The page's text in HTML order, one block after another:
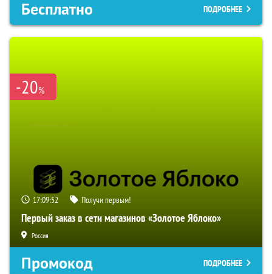
Бесплатно ПОДРОБНЕЕ
-20%
17:09:51 Получи первым!
Первый заказ в сети магазинов «Золотое Яблоко»
Россия
Промокод ПОДРОБНЕЕ